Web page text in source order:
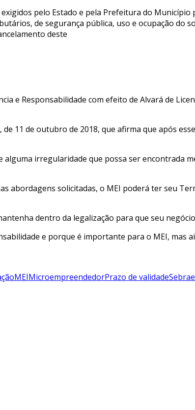
pelo Estado e pela Prefeitura do Município
de segurança pública, uso e ocupação do
deste
e Responsabilidade com efeito de Alvará de
, de 11 de outubro de 2018, que afirma que após
irregularidade que possa ser encontrada
abordagens solicitadas, o MEI poderá ter seu
dentro da legalização para que seu
e porque é importante para o MEI, mas
MEIMicroempreendedorPrazo de validadeSebrae